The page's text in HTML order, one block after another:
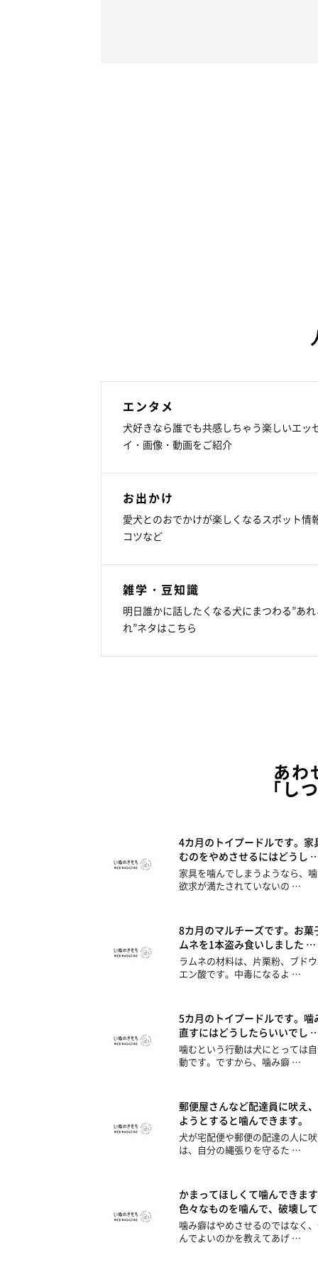
エンタメ
犬好きなら誰でも共感しちゃう楽しいエッ
イ・画像・動画をご紹介
お出かけ
愛犬とのおでかけが楽しくなるスポット情
コツなど
雑学・豆知識
明日誰かに話したくなる犬にまつわる”あ
れ”ネタはこちら
あわ
「し
4カ月のトイプードルです。家
むのをやめさせるにはどうし
家具を噛んでしまうようなら、
欲求が満たされていないの …
8カ月のマルチーズです。お菓
ムネを1本盗み食いしました …
ラムネの材料は、片栗粉、ブド
エン酸です。中毒になるよ …
5カ月のトイプードルです。噛
直すにはどうしたらいいでし
噛むという行動は犬にとっては
動です。ですから、噛み癖 …
郵便屋さんなど配達員に吠え
ようとすると噛んできます。
犬が宅配便や郵便の配達の人に
は、自分の縄張りを守るた …
かまってほしくて噛んできま
色々なものを噛んで、破壊し
噛み癖はやめさせるのではなく
んでよいのかを教えてあげ …